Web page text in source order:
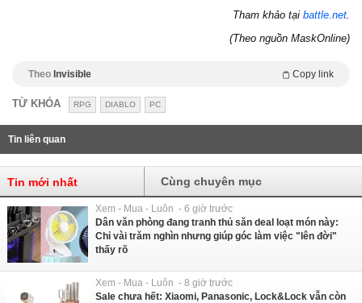
Tham khảo tại battle.net
(Theo nguồn MaskOnline)
Theo Invisible Copy link
TỪ KHÓA RPG DIABLO PC
Tin liên quan
Tin mới nhất Cùng chuyên mục
Xem - Mua - Luôn - 6 giờ trước
Dân văn phòng đang tranh thủ săn deal loạt món này:
Chỉ vài trăm nghìn nhưng giúp góc làm việc "lên đời"
thấy rõ
Xem - Mua - Luôn - 8 giờ trước
Sale chưa hết: Xiaomi, Panasonic, Lock&Lock vẫn còn